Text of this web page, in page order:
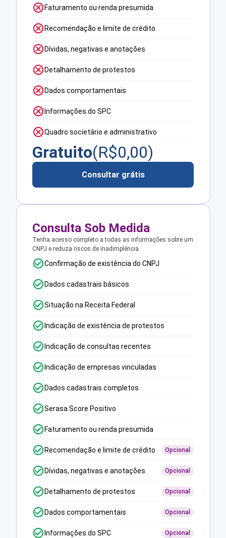
Faturamento ou renda presumida
Recomendação e limite de crédito
Dívidas, negativas e anotações
Detalhamento de protestos
Dados comportamentais
Informações do SPC
Quadro societário e administrativo
Gratuito(R$0,00)
Consultar grátis
Consulta Sob Medida
Tenha acesso completo a todas as informações sobre um
CNPJ e reduza riscos de inadimplência.
Confirmação de existência do CNPJ
Dados cadastrais básicos
Situação na Receita Federal
Indicação de existência de protestos
Indicação de consultas recentes
Indicação de empresas vinculadas
Dados cadastrais completos
Serasa Score Positivo
Faturamento ou renda presumida
Recomendação e limite de crédito Opcional
Dívidas, negativas e anotações Opcional
Detalhamento de protestos Opcional
Dados comportamentais Opcional
Informações do SPC Opcional